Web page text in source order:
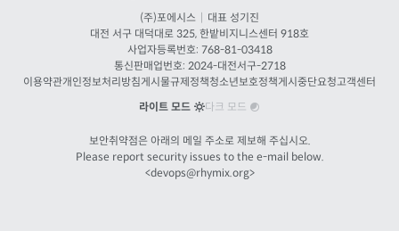
(주)포에시스
대표 성기진
대전 서구 대덕대로 325, 한밭비지니스센터 918호
사업자등록번호: 768-81-03418
통신판매업번호: 2024-대전서구-2718
이용약관개인정보처리방침게시물규제정책청소년보호정책게시중단요청고객센터
라이트 모드
다크 모드
보안취약점은 아래의 메일 주소로 제보해 주십시오.
Please report security issues to the e-mail below.
<devops@rhymix.org>